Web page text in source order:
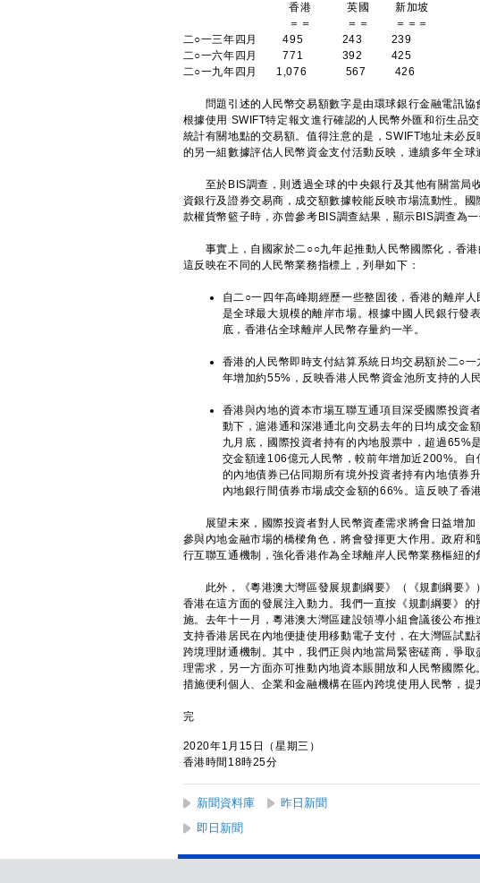
香港 英國 新加坡
＝＝ ＝＝ ＝＝＝
二○一三年四月 495 243 239
二○一六年四月 771 392 425
二○一九年四月 1,076 567 426
問題引述的人民幣交易額數字是由環球銀行金融電訊協
根據使用 SWIFT特定報文進行確認的人民幣外匯和衍生品
統計有關地點的交易額。值得注意的是，SWIFT地址未必
的另一組數據評估人民幣資金支付活動反映，連續多年全
至於BIS調查，則透過全球的中央銀行及其他有關當局
資銀行及證券交易商，成交額數據較能反映市場流動性。
款權貨幣籃子時，亦曾參考BIS調查結果，顯示BIS調查為一
事實上，自國家於二○○九年起推動人民幣國際化，香港
這反映在不同的人民幣業務指標上，列舉如下：
自二○一四年高峰期經歷一些整固後，香港的離岸
是全球最大規模的離岸市場。根據中國人民銀行發
底，香港佔全球離岸人民幣存量約一半。
香港的人民幣即時支付結算系統日均交易額於二○
年增加約55%，反映香港人民幣資金池所支持的人
香港與內地的資本市場互聯互通項目深受國際投資
動下，滬港通和深港通北向交易去年的日均成交金
九月底，國際投資者持有的內地股票中，超過65%
交金額達106億元人民幣，較前年增加近200%。
的內地債券已佔同期所有境外投資者持有內地債券
內地銀行間債券市場成交金額的66%。這反映了香
展望未來，國際投資者對人民幣資產需求將會日益增加
參與內地金融市場的橋樑角色，將會發揮更大作用。政府
行互聯互通機制，強化香港作為全球離岸人民幣業務樞紐的
此外，《粵港澳大灣區發展規劃綱要》（《規劃綱要》
香港在這方面的發展注入動力。我們一直按《規劃綱要》
施。去年十一月，粵港澳大灣區建設領導小組會議後公布
支持香港居民在內地便捷使用移動電子支付，在大灣區試
跨境理財通機制。其中，我們正與內地當局緊密磋商，爭
理需求，另一方面亦可推動內地資本賬開放和人民幣國際
措施便利個人、企業和金融機構在區內跨境使用人民幣，提
完
2020年1月15日（星期三）
香港時間18時25分
新聞資料庫 昨日新聞
即日新聞